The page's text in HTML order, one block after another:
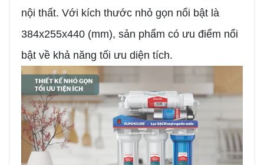
nội thất. Với kích thước nhỏ gọn nổi bật là
384x255x440 (mm), sản phẩm có ưu điểm nổi
bật về khả năng tối ưu diện tích.